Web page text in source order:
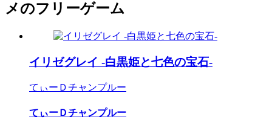
メのフリーゲーム
イリゼグレイ -白黒姫と七色の宝石-
てぃーＤチャンプルー
てぃーＤチャンプルー